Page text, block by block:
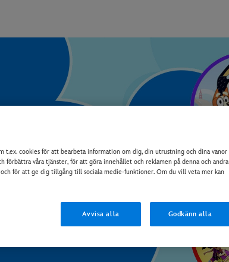
favoritserier från Disneys tv-kanaler
t.ex. cookies för att bearbeta information om dig, din utrustning och dina vanor
förbättra våra tjänster, för att göra innehållet och reklamen på denna och andra
för att ge dig tillgång till sociala medie-funktioner. Om du vill veta mer kan
Avvisa alla Godkänn alla